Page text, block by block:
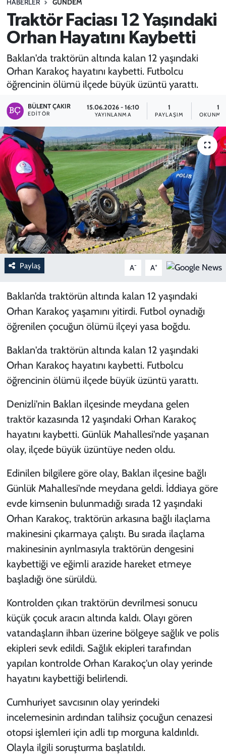
HABERLER GÜNDEM
Traktör Faciası 12 Yaşındaki
Orhan Hayatını Kaybetti
Baklan'da traktörün altında kalan 12 yaşındaki
Orhan Karakoç hayatını kaybetti. Futbolcu
öğrencinin ölümü ilçede büyük üzüntü yarattı.
BÜLENT ÇAKIR
EDITÖR
15.06.2026 - 16:10
YAYINLANMA
1
PAYLAŞIM
1
OKUNMA
Paylaş A- A+
Baklan’da traktörün altında kalan 12 yaşındaki
Orhan Karakoç yaşamını yitirdi. Futbol oynadığı
öğrenilen çocuğun ölümü ilçeyi yasa boğdu.
Baklan'da traktörün altında kalan 12 yaşındaki
Orhan Karakoç hayatını kaybetti. Futbolcu
öğrencinin ölümü ilçede büyük üzüntü yarattı.
Denizli'nin Baklan ilçesinde meydana gelen
traktör kazasında 12 yaşındaki Orhan Karakoç
hayatını kaybetti. Günlük Mahallesi'nde yaşanan
olay, ilçede büyük üzüntüye neden oldu.
Edinilen bilgilere göre olay, Baklan ilçesine bağlı
Günlük Mahallesi'nde meydana geldi. İddiaya göre
evde kimsenin bulunmadığı sırada 12 yaşındaki
Orhan Karakoç, traktörün arkasına bağlı ilaçlama
makinesini çıkarmaya çalıştı. Bu sırada ilaçlama
makinesinin ayrılmasıyla traktörün dengesini
kaybettiği ve eğimli arazide hareket etmeye
başladığı öne sürüldü.
Kontrolden çıkan traktörün devrilmesi sonucu
küçük çocuk aracın altında kaldı. Olayı gören
vatandaşların ihbarı üzerine bölgeye sağlık ve polis
ekipleri sevk edildi. Sağlık ekipleri tarafından
yapılan kontrolde Orhan Karakoç'un olay yerinde
hayatını kaybettiği belirlendi.
Cumhuriyet savcısının olay yerindeki
incelemesinin ardından talihsiz çocuğun cenazesi
otopsi işlemleri için adli tıp morguna kaldırıldı.
Olayla ilgili soruşturma başlatıldı.
SPOR
TEKNOLOJİ
YAŞAM